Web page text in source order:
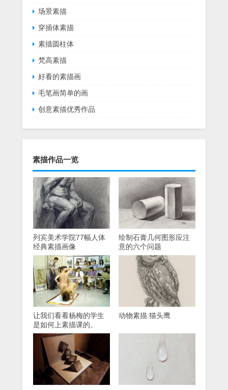
场景素描
穿插体素描
素描圆柱体
梵高素描
好看的素描画
毛笔画简单的画
创意素描优秀作品
素描作品一览
列宾美术学院77幅人体
经典素描画像
绘制石膏几何图形应注
意的六个问题
让我们看看杨梅的学生
是如何上素描课的。
动物素描:猫头鹰